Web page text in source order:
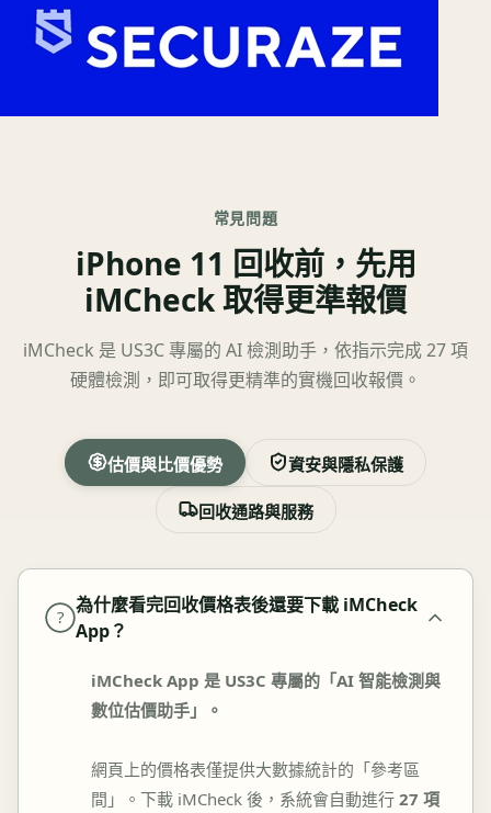
常見問題
iPhone 11 回收前，先用
iMCheck 取得更準報價
iMCheck 是 US3C 專屬的 AI 檢測助手，依指示完成 27 項
硬體檢測，即可取得更精準的實機回收報價。
估價與比價優勢 資安與隱私保護
回收通路與服務
?
為什麼看完回收價格表後還要下載 iMCheck
App？
iMCheck App 是 US3C 專屬的「AI 智能檢測與
數位估價助手」。
網頁上的價格表僅提供大數據統計的「參考區
間」。下載 iMCheck 後，系統會自動進行 27 項